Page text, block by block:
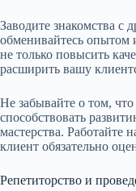
Заводите знакомства с
обменивайтесь опытом
не только повысить
расширить вашу
Не забывайте о том, что
способствовать
мастерства. Работайте
клиент обязательно
Репетиторство и